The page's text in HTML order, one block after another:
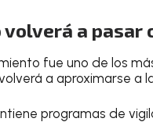
volverá a pasar
fue uno de los
volverá a aproximarse
programas de